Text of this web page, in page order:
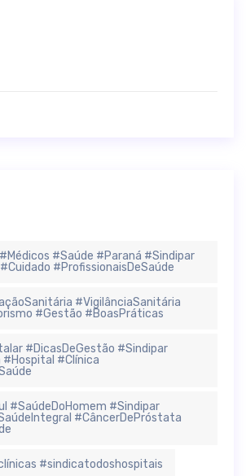
#Saúde #Paraná #Sindipar
#ProfissionaisDeSaúde
#VigilânciaSanitária
#Gestão #BoasPráticas
#DicasDeGestão #Sindipar
#Hospital #Clínica
#SaúdeDoHomem #Sindipar
#CâncerDePróstata
#sindicatodoshospitais